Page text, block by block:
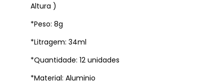
Altura )
*Peso: 8g
*Litragem: 34ml
*Quantidade: 12 unidades
*Material: Aluminio